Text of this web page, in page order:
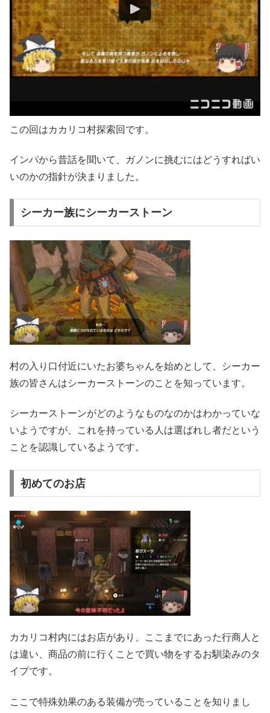
この回はカカリコ村探索回です。
インパから昔話を聞いて、ガノンに挑むにはどうすればい
いのかの指針が決まりました。
シーカー族にシーカーストーン
村の入り口付近にいたお婆ちゃんを始めとして、シーカー
族の皆さんはシーカーストーンのことを知っています。
シーカーストーンがどのようなものなのかはわかっていな
いようですが、これを持っている人は選ばれし者だという
ことを認識しているようです。
初めてのお店
カカリコ村内にはお店があり、ここまでにあった行商人と
は違い、商品の前に行くことで買い物をするお馴染みのタ
イプです。
ここで特殊効果のある装備が売っていることを知りまし